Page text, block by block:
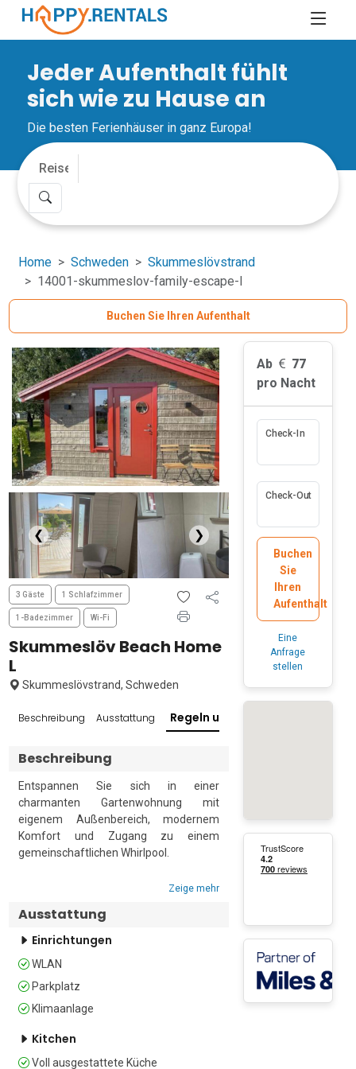
Jeder Aufenthalt fühlt
sich wie zu Hause an
Die besten Ferienhäuser in ganz Europa!
Home Schweden
Skummeslövstrand
14001-skummeslov-family-escape-l
Buchen Sie Ihren Aufenthalt
❮ ❯
3 Gäste 1 Schlafzimmer
1-Badezimmer Wi-Fi
Skummeslöv Beach Home
L
Skummeslövstrand, Schweden
Beschreibung Ausstattung Regeln und Richtlinien
Beschreibung
Entspannen Sie sich in einer
charmanten Gartenwohnung mit
eigenem Außenbereich, modernem
Komfort und Zugang zu einem
gemeinschaftlichen Whirlpool.
Genießen Sie einen erholsamen
Erdgeschosswohnung, die durchdacht
für bis zu drei Gäste gestaltet wurde
Schlafzimmer sowie ein Wohnzimmer
verfügt – damit ist sie eine
hervorragende Wahl für Paare, kleine
ruhigen Urlaub verbringen möchten. Mit
Zeige mehr
Ausstattung
Einrichtungen
WLAN
Parkplatz
Klimaanlage
Kitchen
Voll ausgestattete Küche
Ab
77
pro Nacht
Check-In
Check-Out
Buchen
Sie
Ihren
Aufenthalt
Eine
Anfrage
stellen